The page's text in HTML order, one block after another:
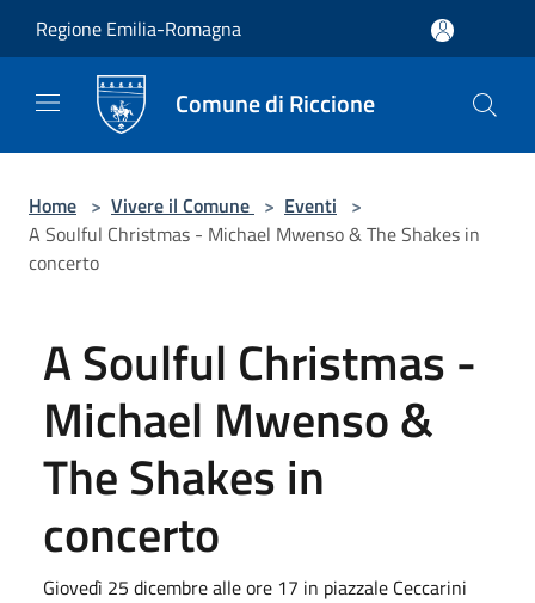
Regione Emilia-Romagna
Comune di Riccione
Home > Vivere il Comune > Eventi >
A Soulful Christmas - Michael Mwenso & The Shakes in
concerto
A Soulful Christmas -
Michael Mwenso &
The Shakes in
concerto
Giovedì 25 dicembre alle ore 17 in piazzale Ceccarini